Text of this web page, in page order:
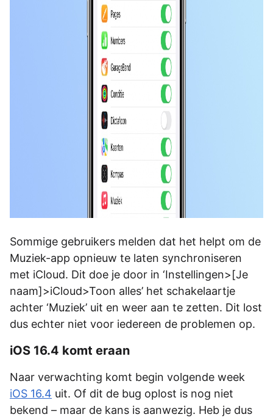
Sommige gebruikers melden dat het helpt om de
Muziek-app opnieuw te laten synchroniseren
met iCloud. Dit doe je door in ‘Instellingen>[Je
naam]>iCloud>Toon alles’ het schakelaartje
achter ‘Muziek’ uit en weer aan te zetten. Dit lost
dus echter niet voor iedereen de problemen op.
iOS 16.4 komt eraan
Naar verwachting komt begin volgende week
iOS 16.4 uit. Of dit de bug oplost is nog niet
bekend – maar de kans is aanwezig. Heb je dus